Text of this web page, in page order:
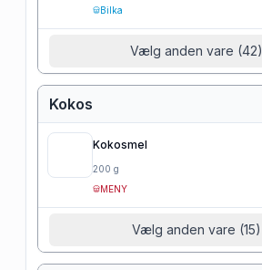
Bilka
Vælg anden vare (42)
Kokos
Kokosmel
200 g
MENY
Vælg anden vare (15)